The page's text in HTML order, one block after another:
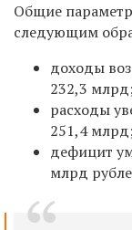
Общие
следующим
доходы
232,3
расходы
251,4
дефицит
млрд